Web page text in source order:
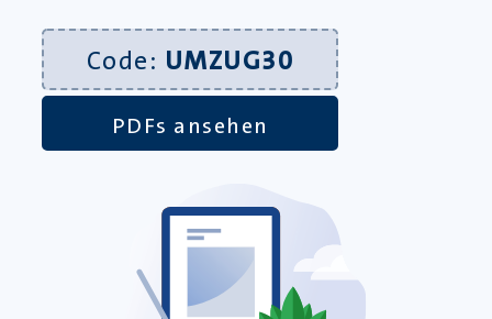
Code: UMZUG30
PDFs ansehen